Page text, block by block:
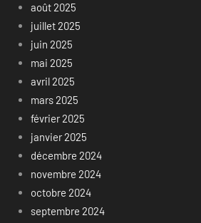
août 2025
juillet 2025
juin 2025
mai 2025
avril 2025
mars 2025
février 2025
janvier 2025
décembre 2024
novembre 2024
octobre 2024
septembre 2024